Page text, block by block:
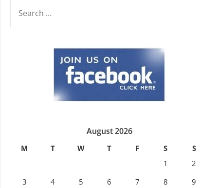
FOR:
August 2026
M T W T F S
S
1
2
3
4 5 6 7 8
9